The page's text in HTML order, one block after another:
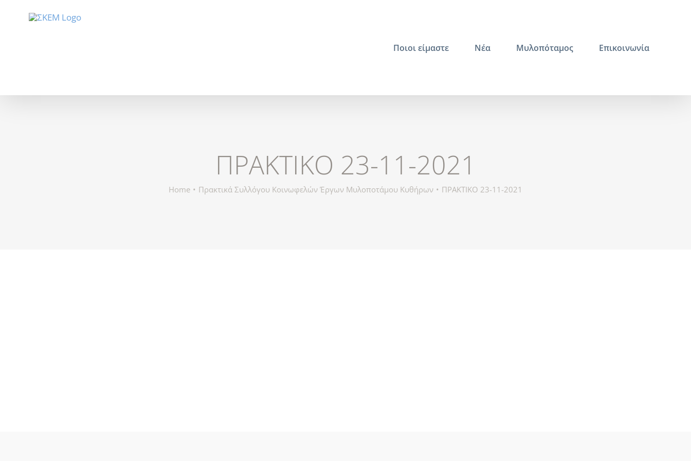
Ποιοι είμαστε Νέα Μυλοπόταμος Επικοινωνία
ΠΡΑΚΤΙΚΟ 23-11-2021
Home Πρακτικά Συλλόγου Κοινωφελών Έργων Μυλοποτάμου Κυθήρων ΠΡΑΚΤΙΚΟ 23-11-2021